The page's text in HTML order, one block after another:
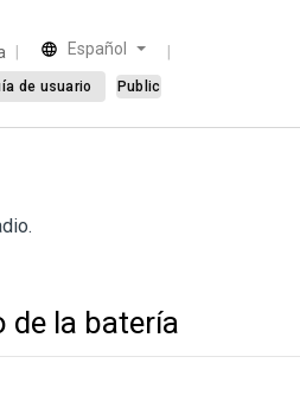
Español
de usuario Public
de la batería